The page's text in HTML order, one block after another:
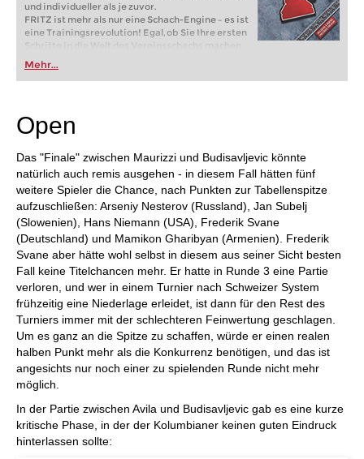
und individueller als je zuvor.
FRITZ ist mehr als nur eine Schach-Engine – es ist
eine Trainingsrevolution! Egal, ob Sie Ihre ersten
Schritte in die Welt des Vereinsschachs machen
oder bereits auf Turnierniveau spielen: Mit
FRITZ trainieren Sie effizienter, intelligenter und
individueller als je zuvor.
Mehr...
Open
Das "Finale" zwischen Maurizzi und Budisavljevic könnte
natürlich auch remis ausgehen - in diesem Fall hätten fünf
weitere Spieler die Chance, nach Punkten zur Tabellenspitze
aufzuschließen: Arseniy Nesterov (Russland), Jan Subelj
(Slowenien), Hans Niemann (USA), Frederik Svane
(Deutschland) und Mamikon Gharibyan (Armenien). Frederik
Svane aber hätte wohl selbst in diesem aus seiner Sicht besten
Fall keine Titelchancen mehr. Er hatte in Runde 3 eine Partie
verloren, und wer in einem Turnier nach Schweizer System
frühzeitig eine Niederlage erleidet, ist dann für den Rest des
Turniers immer mit der schlechteren Feinwertung geschlagen.
Um es ganz an die Spitze zu schaffen, würde er einen realen
halben Punkt mehr als die Konkurrenz benötigen, und das ist
angesichts nur noch einer zu spielenden Runde nicht mehr
möglich.
In der Partie zwischen Avila und Budisavljevic gab es eine kurze
kritische Phase, in der der Kolumbianer keinen guten Eindruck
hinterlassen sollte: